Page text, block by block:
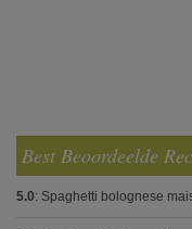
Best Beoordeelde
5.0: Spaghetti bolognese